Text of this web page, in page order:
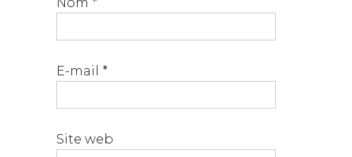
E-mail *
Site web